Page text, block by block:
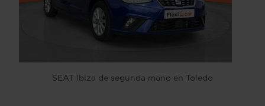
SEAT Ibiza de segunda mano en Toledo